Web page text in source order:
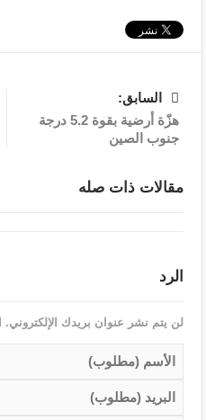
السابق:
هزّة أرضية بقوة 5.2 درجة
جنوب الصين
مقالات ذات صله
الرد
لن يتم نشر عنوان بريدك الإلكتروني.